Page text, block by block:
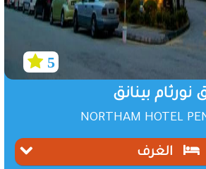
5
نورثام بينانق
NORTHAM HOTEL
الغرف